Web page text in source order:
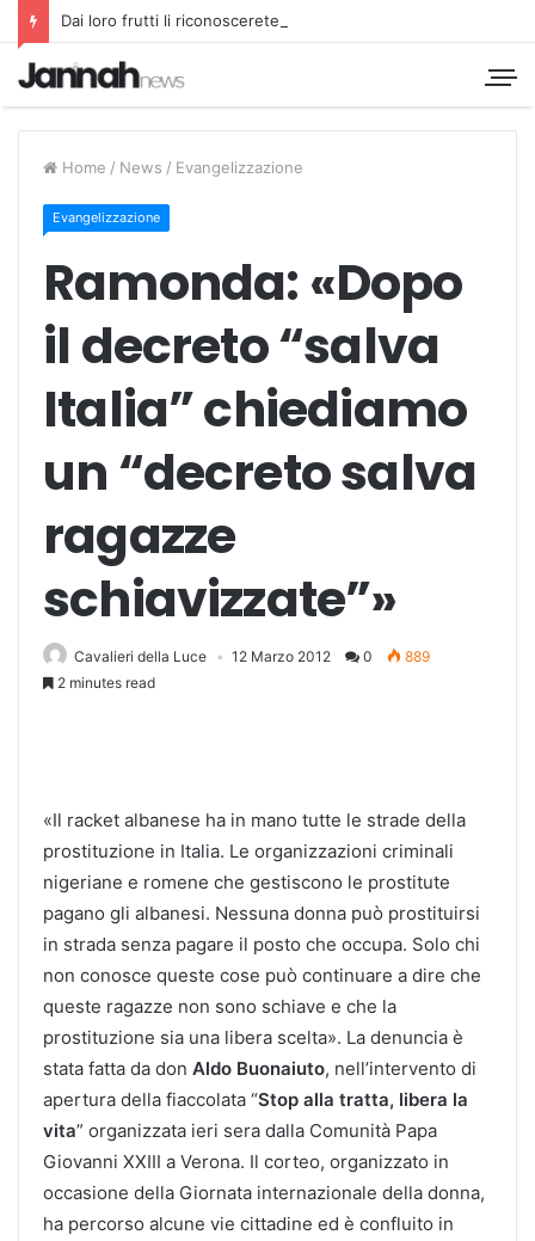
Dai loro frutti li riconoscerete
Home / News / Evangelizzazione
Evangelizzazione
Ramonda: «Dopo
il decreto “salva
Italia” chiediamo
un “decreto salva
ragazze
schiavizzate”»
Cavalieri della Luce 12 Marzo 2012 0
889
2 minutes read
«Il racket albanese ha in mano tutte le strade della
prostituzione in Italia. Le organizzazioni criminali
nigeriane e romene che gestiscono le prostitute
pagano gli albanesi. Nessuna donna può prostituirsi
in strada senza pagare il posto che occupa. Solo chi
non conosce queste cose può continuare a dire che
queste ragazze non sono schiave e che la
prostituzione sia una libera scelta». La denuncia è
stata fatta da don Aldo Buonaiuto, nell’intervento di
apertura della fiaccolata “Stop alla tratta, libera la
vita” organizzata ieri sera dalla Comunità Papa
Giovanni XXIII a Verona. Il corteo, organizzato in
occasione della Giornata internazionale della donna,
ha percorso alcune vie cittadine ed è confluito in